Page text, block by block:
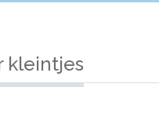
kleintjes